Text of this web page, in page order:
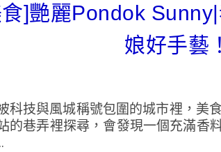
]艷麗Pondok
娘好手藝
科技與風城稱號包圍的城市裡，美
的巷弄裡探尋，會發現一個充滿